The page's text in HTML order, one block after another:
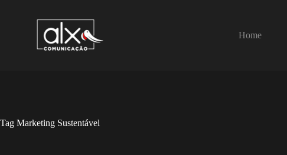
Home
Tag Marketing Sustentável